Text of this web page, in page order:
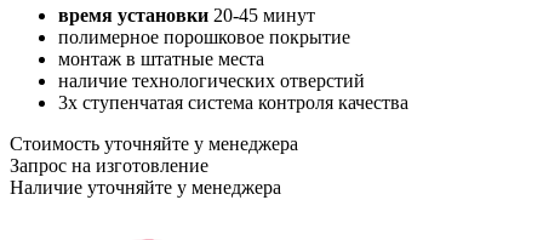
время установки 20-45 минут
полимерное порошковое покрытие
монтаж в штатные места
наличие технологических отверстий
3х ступенчатая система контроля качества
Стоимость уточняйте у менеджера
Запрос на изготовление
Наличие уточняйте у менеджера